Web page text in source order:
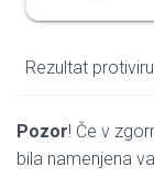
Rezultat
Pozor! Če v
bila namenjena